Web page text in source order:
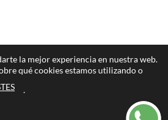
PayPal
Cash
Bank
Políticas de privacidad
la mejor experiencia en nuestra web.
qué cookies estamos utilizando o
.